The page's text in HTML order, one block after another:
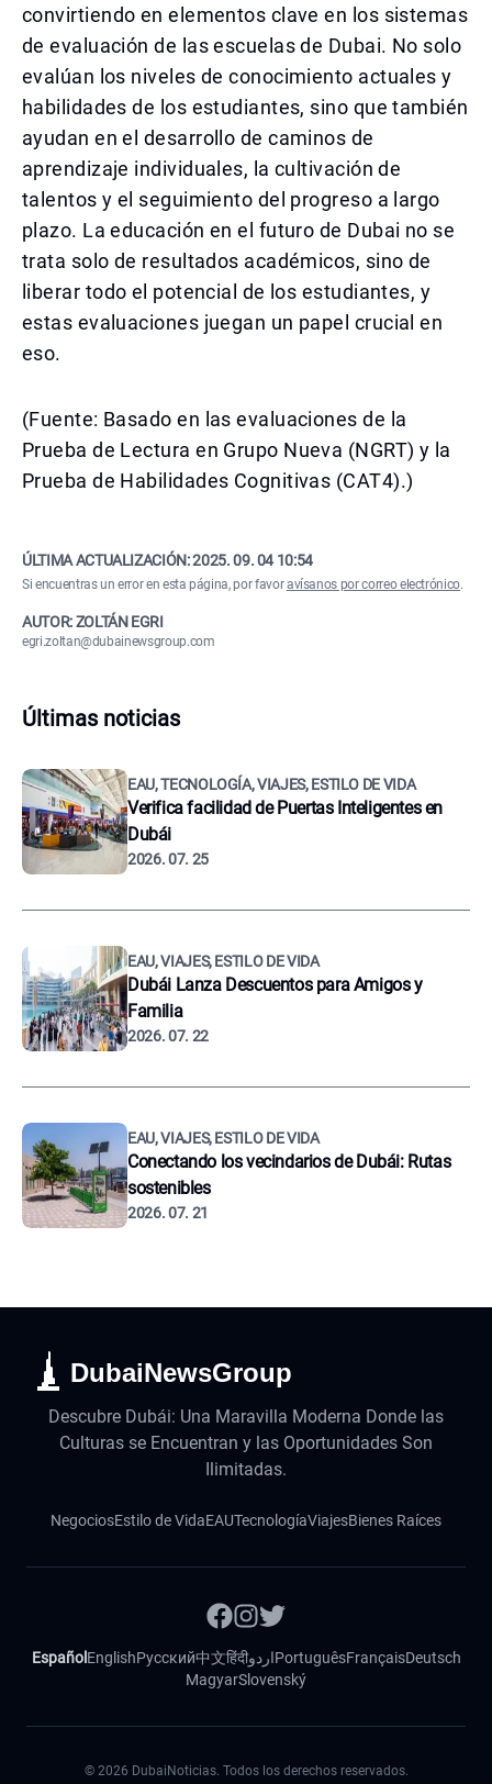
convirtiendo en elementos clave en los sistemas
de evaluación de las escuelas de Dubai. No solo
evalúan los niveles de conocimiento actuales y
habilidades de los estudiantes, sino que también
ayudan en el desarrollo de caminos de
aprendizaje individuales, la cultivación de
talentos y el seguimiento del progreso a largo
plazo. La educación en el futuro de Dubai no se
trata solo de resultados académicos, sino de
liberar todo el potencial de los estudiantes, y
estas evaluaciones juegan un papel crucial en
eso.
(Fuente: Basado en las evaluaciones de la
Prueba de Lectura en Grupo Nueva (NGRT) y la
Prueba de Habilidades Cognitivas (CAT4).)
ÚLTIMA ACTUALIZACIÓN:2025. 09. 04 10:54
Si encuentras un error en esta página, por favoravísanos por correo electrónico.
AUTOR: ZOLTÁN EGRI
egri.zoltan@dubainewsgroup.com
Últimas noticias
EAU, TECNOLOGÍA, VIAJES, ESTILO DE VIDA
Verifica facilidad de Puertas Inteligentes en
Dubái
2026. 07. 25
EAU, VIAJES, ESTILO DE VIDA
Dubái Lanza Descuentos para Amigos y
Familia
2026. 07. 22
EAU, VIAJES, ESTILO DE VIDA
Conectando los vecindarios de Dubái: Rutas
sostenibles
2026. 07. 21
DubaiNewsGroup
Descubre Dubái: Una Maravilla Moderna Donde las
Culturas se Encuentran y las Oportunidades Son
Ilimitadas.
NegociosEstilo de VidaEAUTecnologíaViajesBienes Raíces
Español EnglishРусский中文हिंदीاردوPortuguêsFrançaisDeutsch
MagyarSlovenský
© 2026 DubaiNoticias. Todos los derechos reservados.